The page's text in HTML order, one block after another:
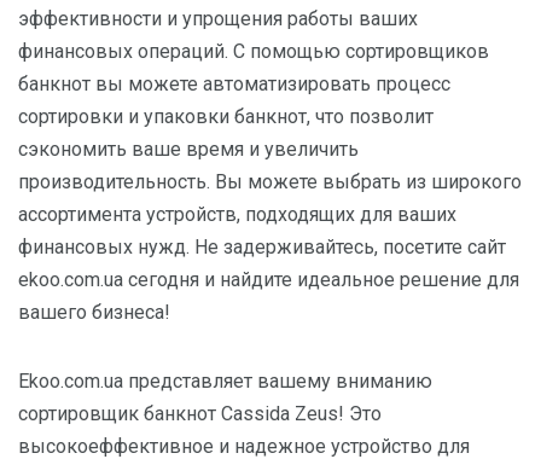
эффективности и упрощения работы ваших
финансовых операций. С помощью сортировщиков
банкнот вы можете автоматизировать процесс
сортировки и упаковки банкнот, что позволит
сэкономить ваше время и увеличить
производительность. Вы можете выбрать из широкого
ассортимента устройств, подходящих для ваших
финансовых нужд. Не задерживайтесь, посетите сайт
ekoo.com.ua сегодня и найдите идеальное решение для
вашего бизнеса!
Ekoo.com.ua представляет вашему вниманию
сортировщик банкнот Cassida Zeus! Это
высокоеффективное и надежное устройство для